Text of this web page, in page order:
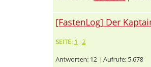
[FastenLog] Der
SEITE: 1 ·2
Antworten: 12 | Aufrufe: 5.678